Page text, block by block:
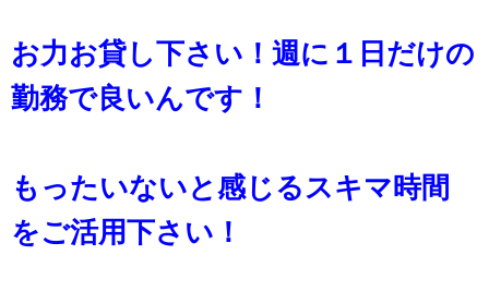
お力お貸し下さい！週に１日だけの
勤務で良いんです！
もったいないと感じるスキマ時間
をご活用下さい！